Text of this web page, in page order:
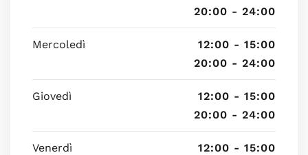
20:00 - 24:00
Mercoledì
12:00 - 15:00
20:00 - 24:00
Giovedì
12:00 - 15:00
20:00 - 24:00
Venerdì
12:00 - 15:00